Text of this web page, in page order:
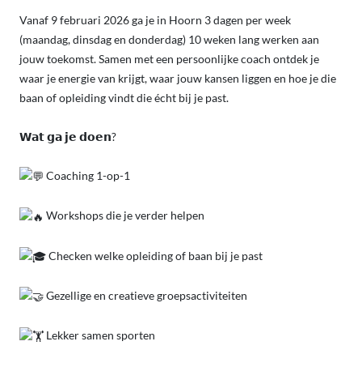
Vanaf 9 februari 2026 ga je in Hoorn 3 dagen per week
(maandag, dinsdag en donderdag) 10 weken lang werken aan
jouw toekomst. Samen met een persoonlijke coach ontdek je
waar je energie van krijgt, waar jouw kansen liggen en hoe je die
baan of opleiding vindt die écht bij je past.
𝗪𝗮𝘁 𝗴𝗮 𝗷𝗲 𝗱𝗼𝗲𝗻?
Coaching 1-op-1
Workshops die je verder helpen
Checken welke opleiding of baan bij je past
Gezellige en creatieve groepsactiviteiten
Lekker samen sporten